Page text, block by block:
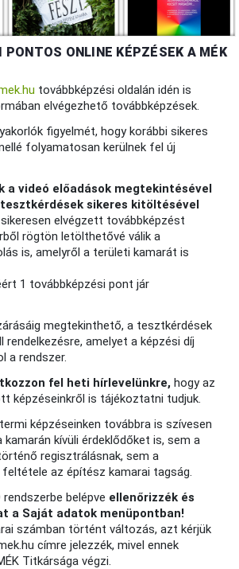
PONTOS ONLINE KÉPZÉSEK A MÉK
továbbképzési oldalán idén is
elvégezhető továbbképzések.
figyelmét, hogy korábbi sikeres
folyamatosan kerülnek fel új
a videó előadások megtekintésével
sikeres kitöltésével
elvégzett továbbképzést
rögtön letölthetővé válik a
is, amelyről a területi kamarát is
1 továbbképzési pont jár
megtekinthető, a tesztkérdések
rendelkezésre, amelyet a képzési díj
a rendszer.
fel heti hírlevelünkre, hogy az
képzéseinkről is tájékoztatni tudjuk.
képzéseinken továbbra is szívesen
kívüli érdeklődőket is, sem a
regisztrálásnak, sem a
az építész kamarai tagság.
rendszerbe belépve ellenőrizzék és
a Saját adatok menüpontban!
számban történt változás, azt kérjük
címre jelezzék, mivel ennek
Titkársága végzi.